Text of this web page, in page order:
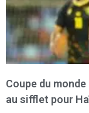
Coupe du
au sifflet pour